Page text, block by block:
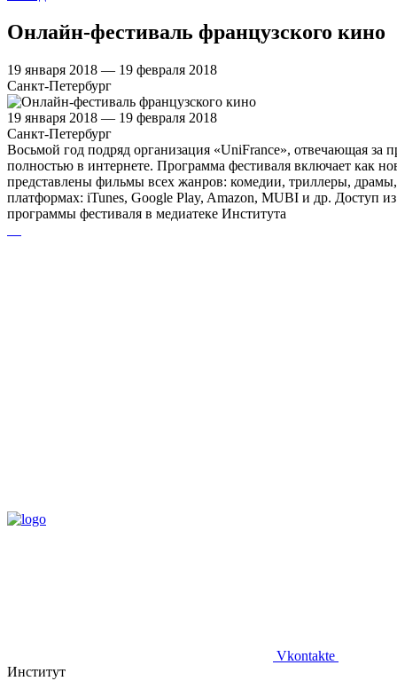
Онлайн-фестиваль французского кино
19 января 2018 — 19 февраля 2018
Санкт-Петербург
19 января 2018 — 19 февраля 2018
Санкт-Петербург
Восьмой год подряд организация «UniFrance», отвечающая
полностью в интернете. Программа фестиваля включает как
представлены фильмы всех жанров: комедии, триллеры,
платформах: iTunes, Google Play, Amazon, MUBI и др. Доступ
программы фестиваля в медиатеке Института
Vkontakte
Институт